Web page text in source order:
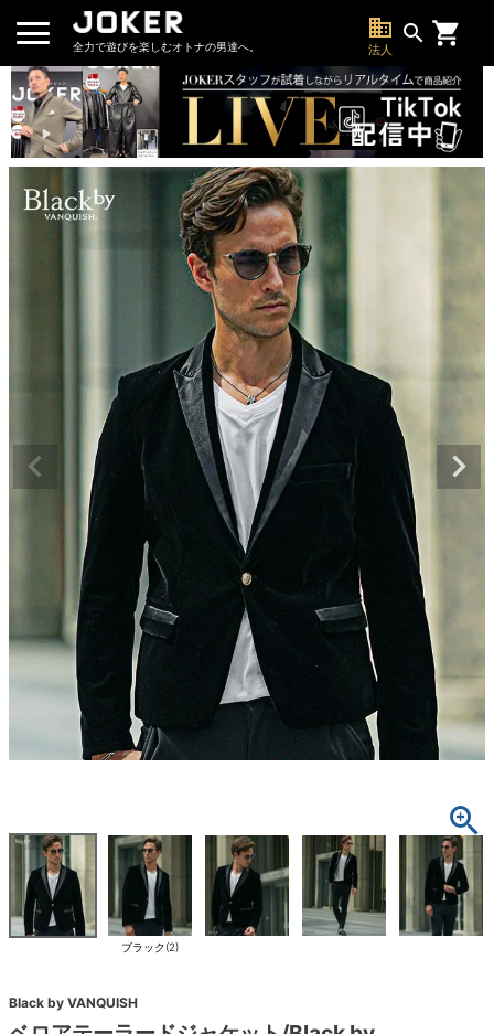
全力で遊びを楽しむオトナの男達へ。
business
法人
search
ブラック(2)
Black by VANQUISH